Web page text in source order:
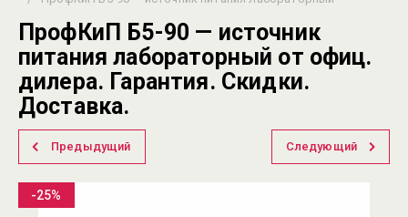
ПрофКиП Б5-90 — источник
питания лабораторный от офиц.
дилера. Гарантия. Скидки.
Доставка.
Предыдущий Следующий
-25%